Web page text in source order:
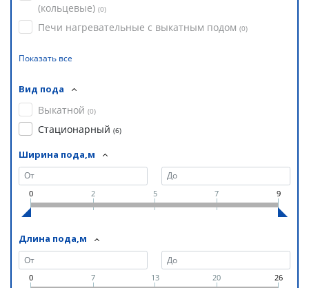
(кольцевые) (0)
Печи нагревательные с выкатным подом (0)
Показать все
Вид пода
Выкатной (0)
Стационарный (6)
Ширина пода,м
0 2 5 7 9
Длина пода,м
0 7 13 20 26